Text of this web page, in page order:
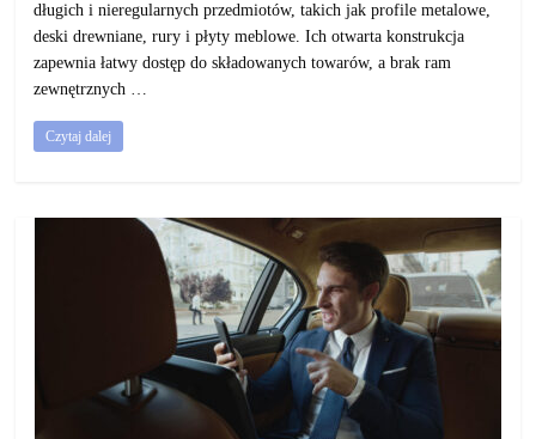
długich i nieregularnych przedmiotów, takich jak profile metalowe,
deski drewniane, rury i płyty meblowe. Ich otwarta konstrukcja
zapewnia łatwy dostęp do składowanych towarów, a brak ram
zewnętrznych …
Czytaj dalej